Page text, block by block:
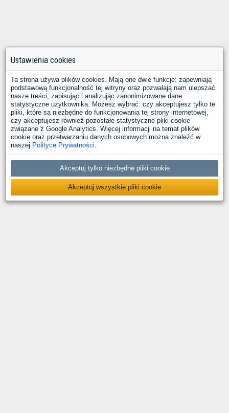
Ustawienia cookies
Ta strona używa plików cookies. Mają one dwie funkcje: zapewniają
podstawową funkcjonalność tej witryny oraz pozwalają nam ulepszać
nasze treści, zapisując i analizując zanonimizowane dane
statystyczne użytkownika. Możesz wybrać: czy akceptujesz tylko te
pliki, które są niezbędne do funkcjonowania tej strony internetowej,
czy akceptujesz również pozostałe statystyczne pliki cookie
związane z Google Analytics. Więcej informacji na temat plików
cookie oraz przetwarzaniu danych osobowych można znaleźć w
naszej Polityce Prywatności.
Akceptuj tylko niezbędne pliki cookie
Akceptuj wszystkie pliki cookie